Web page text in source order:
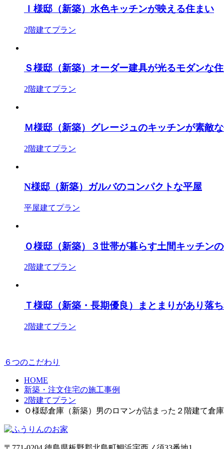
Ｉ様邸（新築）水色キッチンが映える住まい
2階建てプラン
Ｓ様邸（新築）オーダー建具が光るモダンな
2階建てプラン
Ｍ様邸（新築）グレージュのキッチンが素敵
2階建てプラン
N様邸（新築）ガルバのコンパクトな平屋
平屋建てプラン
Ｏ様邸（新築）３世帯が暮らす土間キッチン
2階建てプラン
Ｔ様邸（新築・長期優良）まとまりがあり落
2階建てプラン
６つのこだわり
HOME
新築・注文住宅の施工事例
2階建てプラン
Ｏ様邸倉庫（新築）男のロマンが詰まった２階建て倉庫